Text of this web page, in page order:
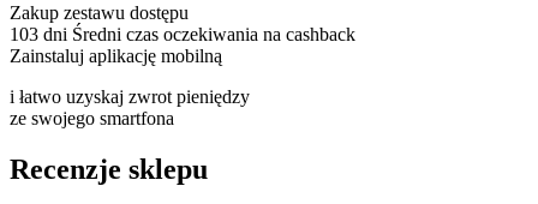
Zakup zestawu dostępu
103 dni Średni czas oczekiwania na cashback
Zainstaluj aplikację mobilną
i łatwo uzyskaj zwrot pieniędzy
ze swojego smartfona
Recenzje sklepu